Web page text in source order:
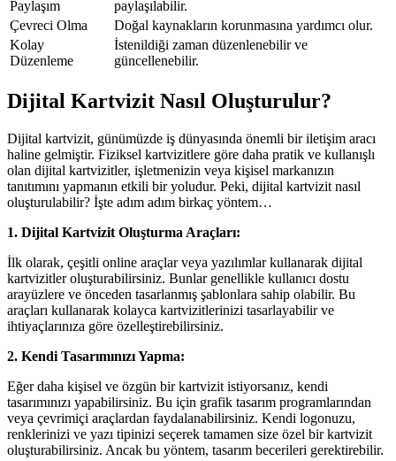
Paylaşım
paylaşılabilir.
Çevreci Olma
Doğal kaynakların korunmasına yardımcı olur.
Kolay
Düzenleme
İstenildiği zaman düzenlenebilir ve
güncellenebilir.
Dijital Kartvizit Nasıl Oluşturulur?
Dijital kartvizit, günümüzde iş dünyasında önemli bir iletişim aracı
haline gelmiştir. Fiziksel kartvizitlere göre daha pratik ve kullanışlı
olan dijital kartvizitler, işletmenizin veya kişisel markanızın
tanıtımını yapmanın etkili bir yoludur. Peki, dijital kartvizit nasıl
oluşturulabilir? İşte adım adım birkaç yöntem…
1. Dijital Kartvizit Oluşturma Araçları:
İlk olarak, çeşitli online araçlar veya yazılımlar kullanarak dijital
kartvizitler oluşturabilirsiniz. Bunlar genellikle kullanıcı dostu
arayüzlere ve önceden tasarlanmış şablonlara sahip olabilir. Bu
araçları kullanarak kolayca kartvizitlerinizi tasarlayabilir ve
ihtiyaçlarınıza göre özelleştirebilirsiniz.
2. Kendi Tasarımınızı Yapma:
Eğer daha kişisel ve özgün bir kartvizit istiyorsanız, kendi
tasarımınızı yapabilirsiniz. Bu için grafik tasarım programlarından
veya çevrimiçi araçlardan faydalanabilirsiniz. Kendi logonuzu,
renklerinizi ve yazı tipinizi seçerek tamamen size özel bir kartvizit
oluşturabilirsiniz. Ancak bu yöntem, tasarım becerileri gerektirebilir.